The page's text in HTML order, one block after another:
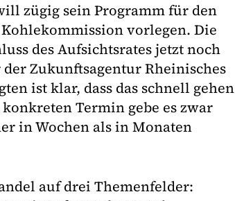
zügig sein Programm für den
vorlegen. Die
des Aufsichtsrates jetzt noch
Zukunftsagentur Rheinisches
ist klar, dass das schnell gehen
Termin gebe es zwar
in Wochen als in Monaten
auf drei Themenfelder: